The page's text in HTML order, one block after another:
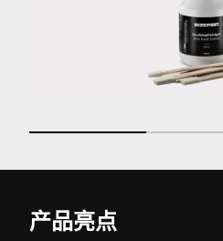
产品亮点